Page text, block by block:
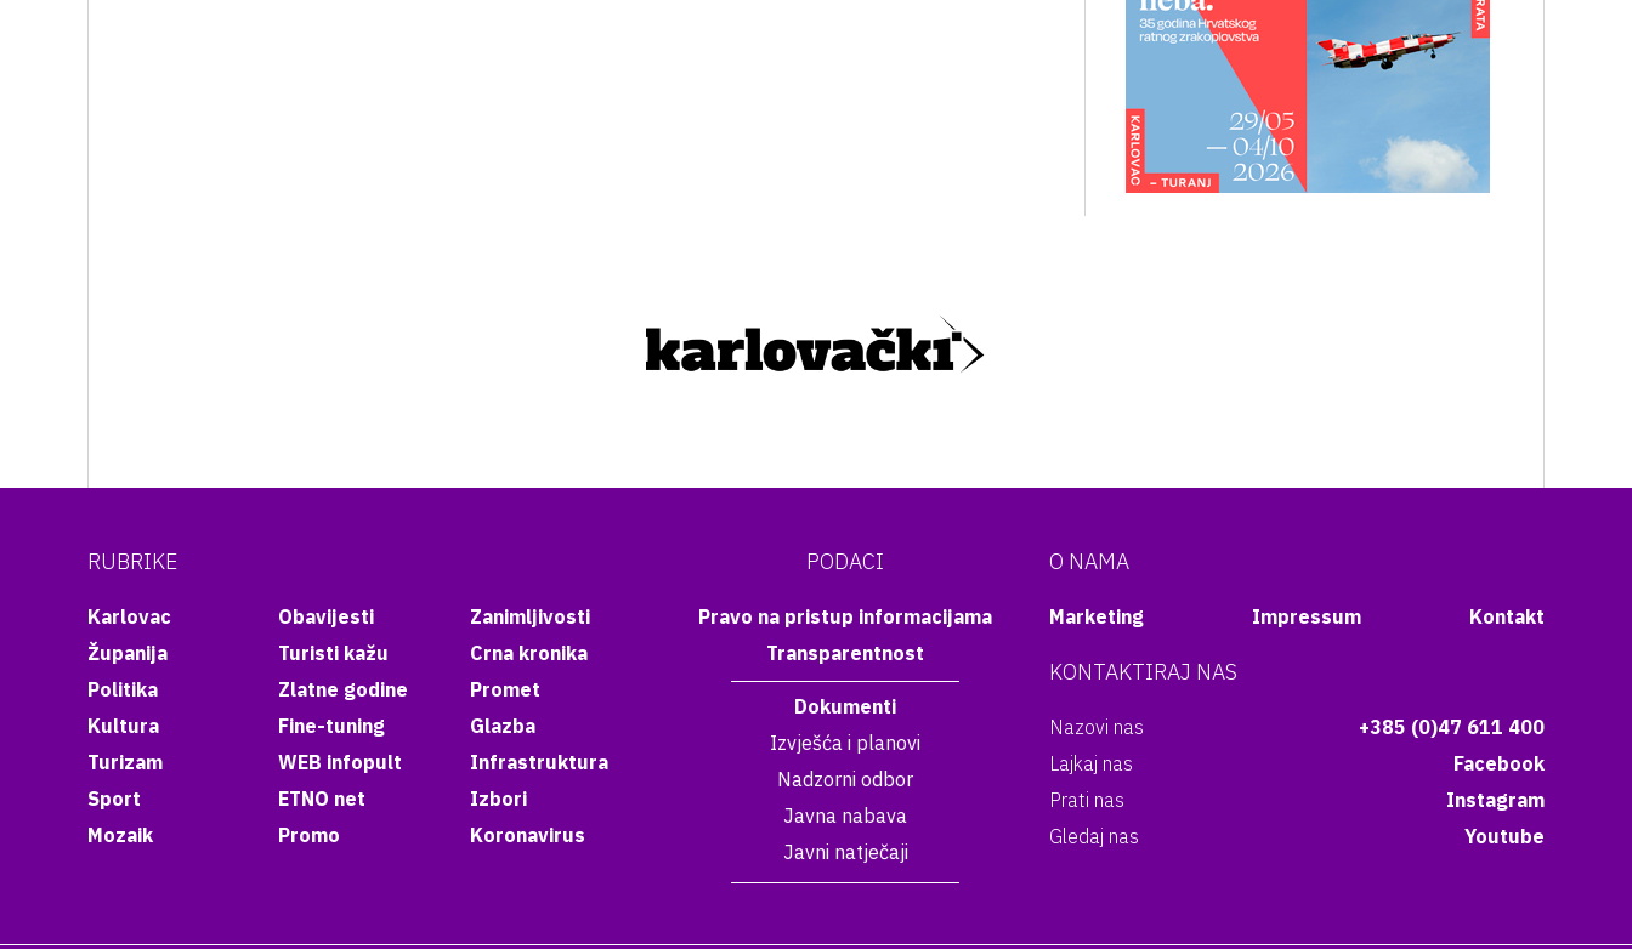
RUBRIKE
Karlovac
Županija
Politika
Kultura
Turizam
Sport
Mozaik
Obavijesti
Turisti kažu
Zlatne godine
Fine-tuning
WEB infopult
ETNO net
Promo
Zanimljivosti
Crna kronika
Promet
Glazba
Infrastruktura
Izbori
Koronavirus
PODACI
Pravo na pristup informacijama
Transparentnost
Dokumenti
Izvješća i planovi
Nadzorni odbor
Javna nabava
Javni natječaji
O NAMA
Marketing Impressum Kontakt
KONTAKTIRAJ NAS
Nazovi nas
+385 (0)47 611 400
Lajkaj nas
Facebook
Prati nas
Instagram
Gledaj nas
Youtube